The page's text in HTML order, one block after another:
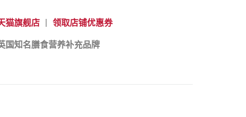
猫旗舰店| 领取店铺优惠券
国知名膳食营养补充品牌